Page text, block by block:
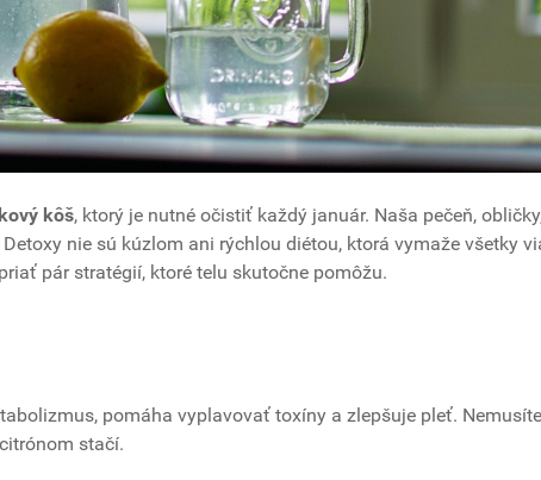
kôš, ktorý je nutné očistiť každý január. Naša pečeň,
nie sú kúzlom ani rýchlou diétou, ktorá vymaže všetky
pár stratégií, ktoré telu skutočne pomôžu.
pomáha vyplavovať toxíny a zlepšuje pleť.
stačí.